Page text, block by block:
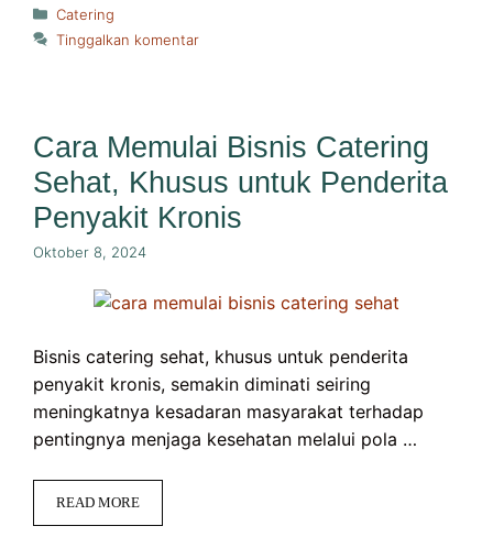
Kategori
Catering
Tinggalkan komentar
Cara Memulai Bisnis Catering
Sehat, Khusus untuk Penderita
Penyakit Kronis
Oktober 8, 2024
Bisnis catering sehat, khusus untuk penderita
penyakit kronis, semakin diminati seiring
meningkatnya kesadaran masyarakat terhadap
pentingnya menjaga kesehatan melalui pola …
READ MORE